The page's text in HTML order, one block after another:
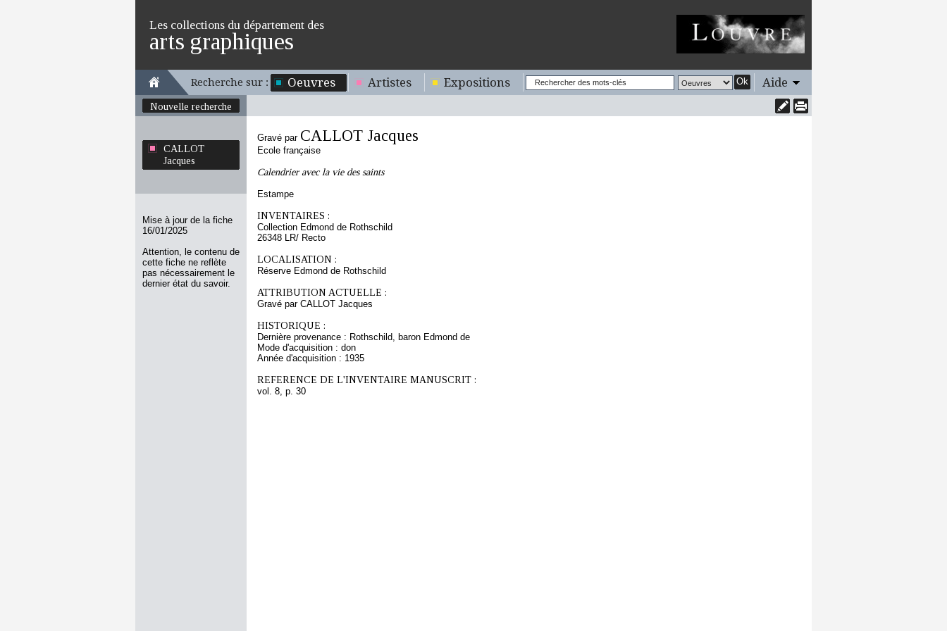
Les collections du département des
arts graphiques
Recherche sur : Oeuvres Artistes Expositions Ok Aide
Nouvelle recherche
CALLOT
Jacques
Mise à jour de la fiche
16/01/2025
Attention, le contenu de
cette fiche ne reflète
pas nécessairement le
dernier état du savoir.
Gravé par CALLOT Jacques
Ecole française
Calendrier avec la vie des saints
Estampe
INVENTAIRES :
Collection Edmond de Rothschild
26348 LR/ Recto
LOCALISATION :
Réserve Edmond de Rothschild
ATTRIBUTION ACTUELLE :
Gravé par CALLOT Jacques
HISTORIQUE :
Dernière provenance : Rothschild, baron Edmond de
Mode d'acquisition : don
Année d'acquisition : 1935
REFERENCE DE L'INVENTAIRE MANUSCRIT :
vol. 8, p. 30